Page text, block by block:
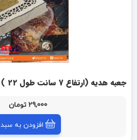
جعبه هدیه (ارتفاع 7 سانت طول 22 )
29,000 تومان
افزودن به سبد